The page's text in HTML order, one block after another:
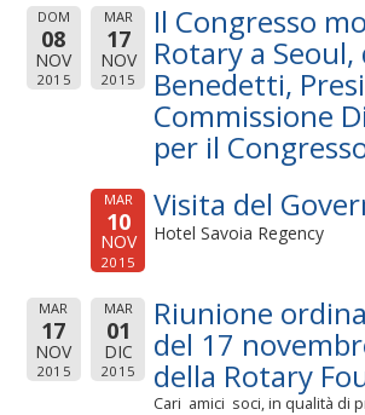
DOM
08
NOV
2015
MAR
17
NOV
2015
Il Congresso
Rotary a
Benedetti,
Commissione
per il
MAR
10
NOV
2015
Visita del
Hotel Savoia Regency
MAR
17
NOV
2015
MAR
01
DIC
2015
Riunione
del 17
della Rotary
Cari amici soci, in qualità di